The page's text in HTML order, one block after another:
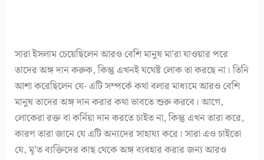
সারা ইসলাম চেয়েছিলেন আরও বেশি মানুষ মা’রা যাওয়ার পরে
তাদের অঙ্গ দান করুক, কিন্তু এখনই যথেষ্ট লোক তা করছে না। তিনি
আশা করেছিলেন যে- এটি সম্পর্কে কথা বলার মাধ্যমে আরও বেশি
মানুষ তাদের অঙ্গ দান করার কথা ভাবতে শুরু করবে। আগে,
লোকেরা রক্ত ​​বা কর্নিয়া দান করতে চাইত না, কিন্তু এখন তারা করে,
কারণ তারা জানে যে এটি অন্যদের সাহায্য করে। সারা এও চাইতো
যে, মৃ’ত ব্যক্তিদের কাছ থেকে অঙ্গ ব্যবহার করার জন্য আরও